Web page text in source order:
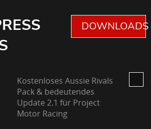
DOWNLOADS
Kostenloses Aussie Rivals
Pack & bedeutendes
Update 2.1 für Project
Motor Racing